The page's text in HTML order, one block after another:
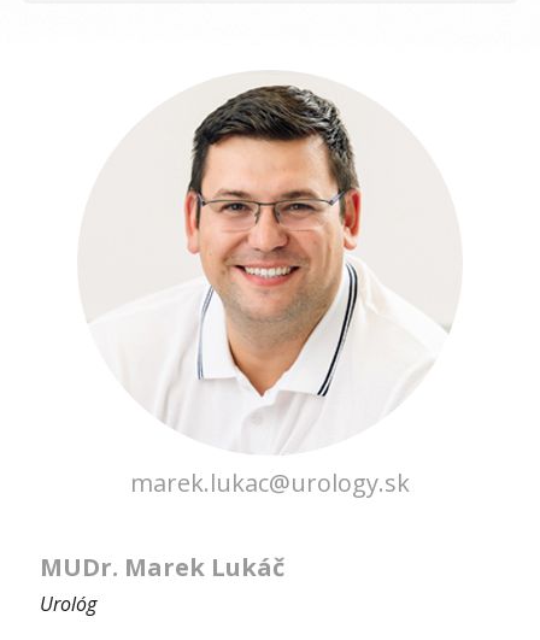
marek.lukac@urology.sk
MUDr. Marek Lukáč
Urológ